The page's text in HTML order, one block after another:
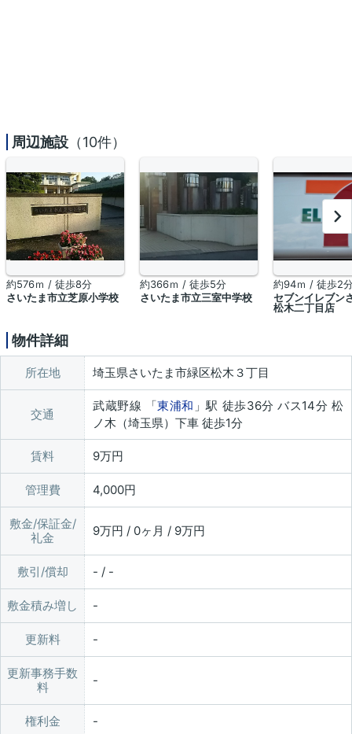
周辺施設 （10件）
約576ｍ / 徒歩8分
さいたま市立芝原小学校
約366ｍ / 徒歩5分
さいたま市立三室中学校
約94ｍ / 徒歩2
セブンイレブン
松木二丁目店
物件詳細
所在地 埼玉県さいたま市緑区松木３丁目
交通
武蔵野線 「東浦和 」駅 徒歩36分 バス14分 松
ノ木（埼玉県）下車 徒歩1分
賃料 9万円
管理費 4,000円
敷金/保証金/
礼金
9万円 / 0ヶ月 / 9万円
敷引/償却 - / -
敷金積み増し
更新料
更新事務手数
料
権利金